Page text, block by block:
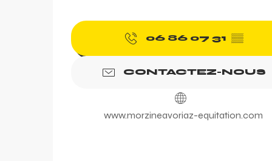
06 86 07 31 ▒▒
CONTACTEZ-NOUS
www.morzineavoriaz-equitation.com